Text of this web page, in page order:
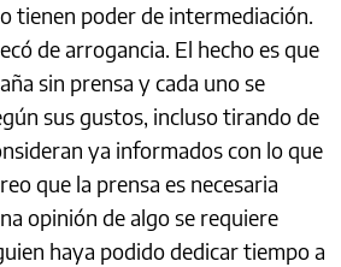
tienen poder de intermediación.
de arrogancia. El hecho es que
sin prensa y cada uno se
sus gustos, incluso tirando de
ya informados con lo que
que la prensa es necesaria
opinión de algo se requiere
haya podido dedicar tiempo a